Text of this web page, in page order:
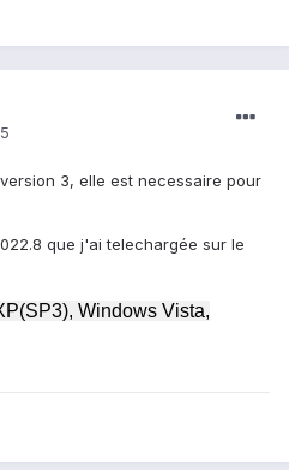
3, elle est necessaire pour
que j'ai telechargée sur le
Windows Vista,